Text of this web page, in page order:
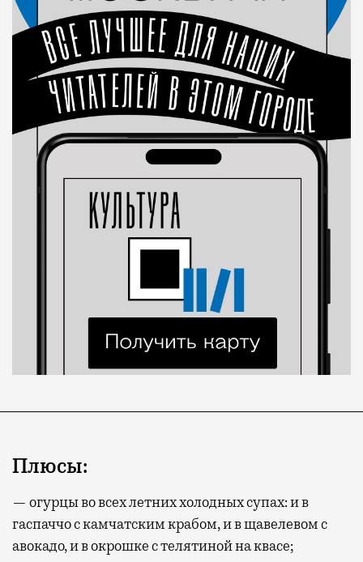
Плюсы:
— огурцы во всех летних холодных супах: и в
гаспаччо с камчатским крабом, и в щавелевом с
авокадо, и в окрошке с телятиной на квасе;